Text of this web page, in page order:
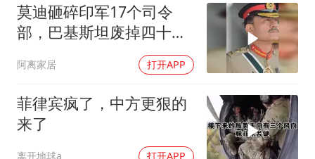
胡彦斌韩磊 谁帮谁
胡彦斌获《歌手2026》歌王
38岁演员求职万岁山NPC成功
夯实基础开新局
莫迪砸碎印军17个司令
部，巴基斯坦废掉四十年
旧制，南亚两个死敌同时
变天
阿离家居 打开APP
菲律宾疯了，中方更狠的
来了
离开地球a 打开APP